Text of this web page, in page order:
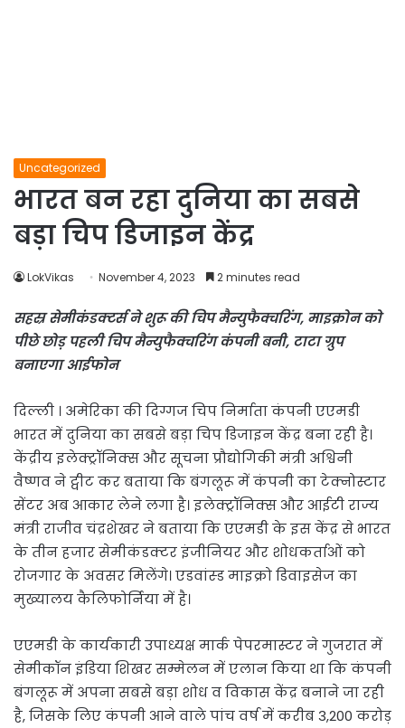
Uncategorized
भारत बन रहा दुनिया का सबसे
बड़ा चिप डिजाइन केंद्र
LokVikas November 4, 2023 2 minutes read
सहस्र सेमीकंडक्टर्स ने शुरू की चिप मैन्युफैक्चरिंग, माइक्रोन को
पीछे छोड़ पहली चिप मैन्युफैक्चरिंग कंपनी बनी, टाटा ग्रुप
बनाएगा आईफोन
दिल्ली । अमेरिका की दिग्गज चिप निर्माता कंपनी एएमडी
भारत में दुनिया का सबसे बड़ा चिप डिजाइन केंद्र बना रही है।
केंद्रीय इलेक्ट्रॉनिक्स और सूचना प्रौद्योगिकी मंत्री अश्विनी
वैष्णव ने ट्वीट कर बताया कि बंगलूरू में कंपनी का टेक्नोस्टार
सेंटर अब आकार लेने लगा है। इलेक्ट्रॉनिक्स और आईटी राज्य
मंत्री राजीव चंद्रशेखर ने बताया कि एएमडी के इस केंद्र से भारत
के तीन हजार सेमीकंडक्टर इंजीनियर और शोधकर्ताओं को
रोजगार के अवसर मिलेंगे। एडवांस्ड माइक्रो डिवाइसेज का
मुख्यालय कैलिफोर्निया में है।
एएमडी के कार्यकारी उपाध्यक्ष मार्क पेपरमास्टर ने गुजरात में
सेमीकॉन इंडिया शिखर सम्मेलन में एलान किया था कि कंपनी
बंगलूरू में अपना सबसे बड़ा शोध व विकास केंद्र बनाने जा रही
है, जिसके लिए कंपनी आने वाले पांच वर्ष में करीब 3,200 करोड़